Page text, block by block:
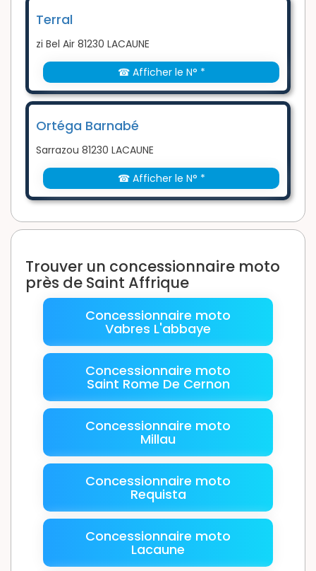
Terral
zi Bel Air 81230 LACAUNE
☎ Afficher le N° *
Ortéga Barnabé
Sarrazou 81230 LACAUNE
☎ Afficher le N° *
Trouver un concessionnaire moto
près de Saint Affrique
Concessionnaire moto
Vabres L'abbaye
Concessionnaire moto
Saint Rome De Cernon
Concessionnaire moto
Millau
Concessionnaire moto
Requista
Concessionnaire moto
Lacaune